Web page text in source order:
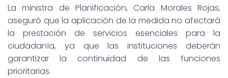
La ministra de Planificación, Carla Morales Rojas,
aseguró que la aplicación de la medida no afectará
la prestación de servicios esenciales para la
ciudadanía, ya que las instituciones deberán
garantizar la continuidad de las funciones
prioritarias.